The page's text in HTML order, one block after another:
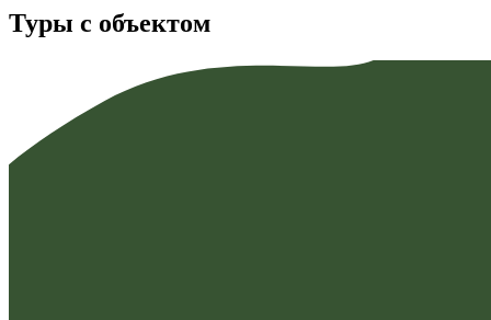
Туры с объектом